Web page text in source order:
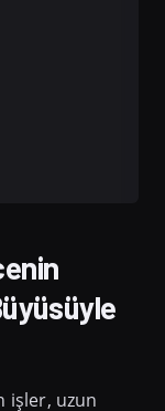
işler, uzun